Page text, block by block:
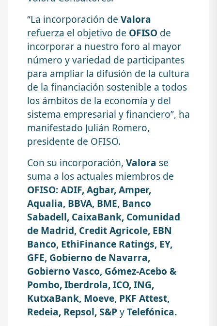
“La incorporación de Valora
refuerza el objetivo de OFISO de
incorporar a nuestro foro al mayor
número y variedad de participantes
para ampliar la difusión de la cultura
de la financiación sostenible a todos
los ámbitos de la economía y del
sistema empresarial y financiero”, ha
manifestado Julián Romero,
presidente de OFISO.
Con su incorporación, Valora se
suma a los actuales miembros de
OFISO: ADIF, Agbar, Amper,
Aqualia, BBVA, BME, Banco
Sabadell, CaixaBank, Comunidad
de Madrid, Credit Agricole, EBN
Banco, EthiFinance Ratings, EY,
GFE, Gobierno de Navarra,
Gobierno Vasco, Gómez-Acebo &
Pombo, Iberdrola, ICO, ING,
KutxaBank, Moeve, PKF Attest,
Redeia, Repsol, S&PyTelefónica.